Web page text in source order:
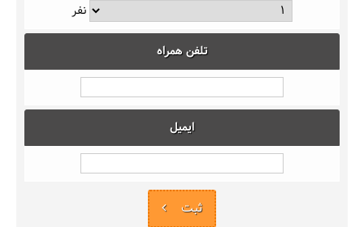
نفر
تلفن همراه
ایمیل
ثبت